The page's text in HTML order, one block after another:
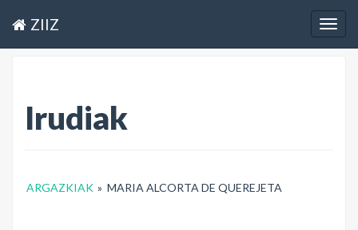
ZIIZ
Irudiak
ARGAZKIAK » MARIA ALCORTA DE QUEREJETA